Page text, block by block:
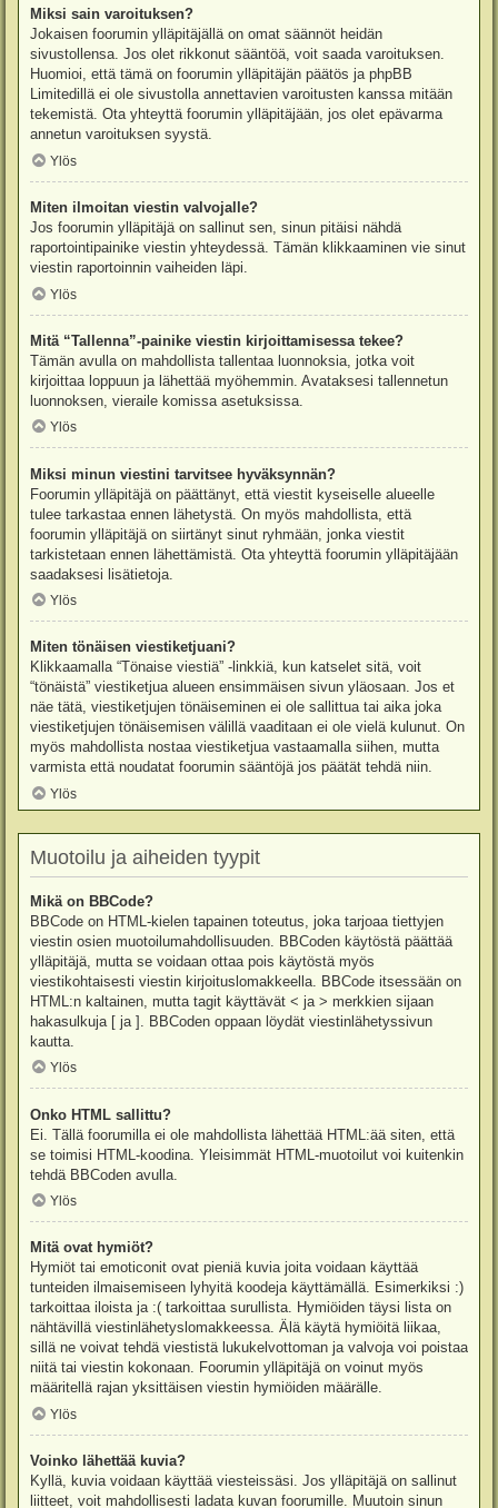
Miksi sain varoituksen?
Jokaisen foorumin ylläpitäjällä on omat säännöt heidän
sivustollensa. Jos olet rikkonut sääntöä, voit saada varoituksen.
Huomioi, että tämä on foorumin ylläpitäjän päätös ja phpBB
Limitedillä ei ole sivustolla annettavien varoitusten kanssa mitään
tekemistä. Ota yhteyttä foorumin ylläpitäjään, jos olet epävarma
annetun varoituksen syystä.
Ylös
Miten ilmoitan viestin valvojalle?
Jos foorumin ylläpitäjä on sallinut sen, sinun pitäisi nähdä
raportointipainike viestin yhteydessä. Tämän klikkaaminen vie sinut
viestin raportoinnin vaiheiden läpi.
Ylös
Mitä “Tallenna”-painike viestin kirjoittamisessa tekee?
Tämän avulla on mahdollista tallentaa luonnoksia, jotka voit
kirjoittaa loppuun ja lähettää myöhemmin. Avataksesi tallennetun
luonnoksen, vieraile komissa asetuksissa.
Ylös
Miksi minun viestini tarvitsee hyväksynnän?
Foorumin ylläpitäjä on päättänyt, että viestit kyseiselle alueelle
tulee tarkastaa ennen lähetystä. On myös mahdollista, että
foorumin ylläpitäjä on siirtänyt sinut ryhmään, jonka viestit
tarkistetaan ennen lähettämistä. Ota yhteyttä foorumin ylläpitäjään
saadaksesi lisätietoja.
Ylös
Miten tönäisen viestiketjuani?
Klikkaamalla “Tönaise viestiä” -linkkiä, kun katselet sitä, voit
“tönäistä” viestiketjua alueen ensimmäisen sivun yläosaan. Jos et
näe tätä, viestiketjujen tönäiseminen ei ole sallittua tai aika joka
viestiketjujen tönäisemisen välillä vaaditaan ei ole vielä kulunut. On
myös mahdollista nostaa viestiketjua vastaamalla siihen, mutta
varmista että noudatat foorumin sääntöjä jos päätät tehdä niin.
Ylös
Muotoilu ja aiheiden tyypit
Mikä on BBCode?
BBCode on HTML-kielen tapainen toteutus, joka tarjoaa tiettyjen
viestin osien muotoilumahdollisuuden. BBCoden käytöstä päättää
ylläpitäjä, mutta se voidaan ottaa pois käytöstä myös
viestikohtaisesti viestin kirjoituslomakkeella. BBCode itsessään on
HTML:n kaltainen, mutta tagit käyttävät < ja > merkkien sijaan
hakasulkuja [ ja ]. BBCoden oppaan löydät viestinlähetyssivun
kautta.
Ylös
Onko HTML sallittu?
Ei. Tällä foorumilla ei ole mahdollista lähettää HTML:ää siten, että
se toimisi HTML-koodina. Yleisimmät HTML-muotoilut voi kuitenkin
tehdä BBCoden avulla.
Ylös
Mitä ovat hymiöt?
Hymiöt tai emoticonit ovat pieniä kuvia joita voidaan käyttää
tunteiden ilmaisemiseen lyhyitä koodeja käyttämällä. Esimerkiksi :)
tarkoittaa iloista ja :( tarkoittaa surullista. Hymiöiden täysi lista on
nähtävillä viestinlähetyslomakkeessa. Älä käytä hymiöitä liikaa,
sillä ne voivat tehdä viestistä lukukelvottoman ja valvoja voi poistaa
niitä tai viestin kokonaan. Foorumin ylläpitäjä on voinut myös
määritellä rajan yksittäisen viestin hymiöiden määrälle.
Ylös
Voinko lähettää kuvia?
Kyllä, kuvia voidaan käyttää viesteissäsi. Jos ylläpitäjä on sallinut
liitteet, voit mahdollisesti ladata kuvan foorumille. Muutoin sinun